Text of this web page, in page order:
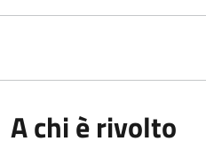
A chi è rivolto